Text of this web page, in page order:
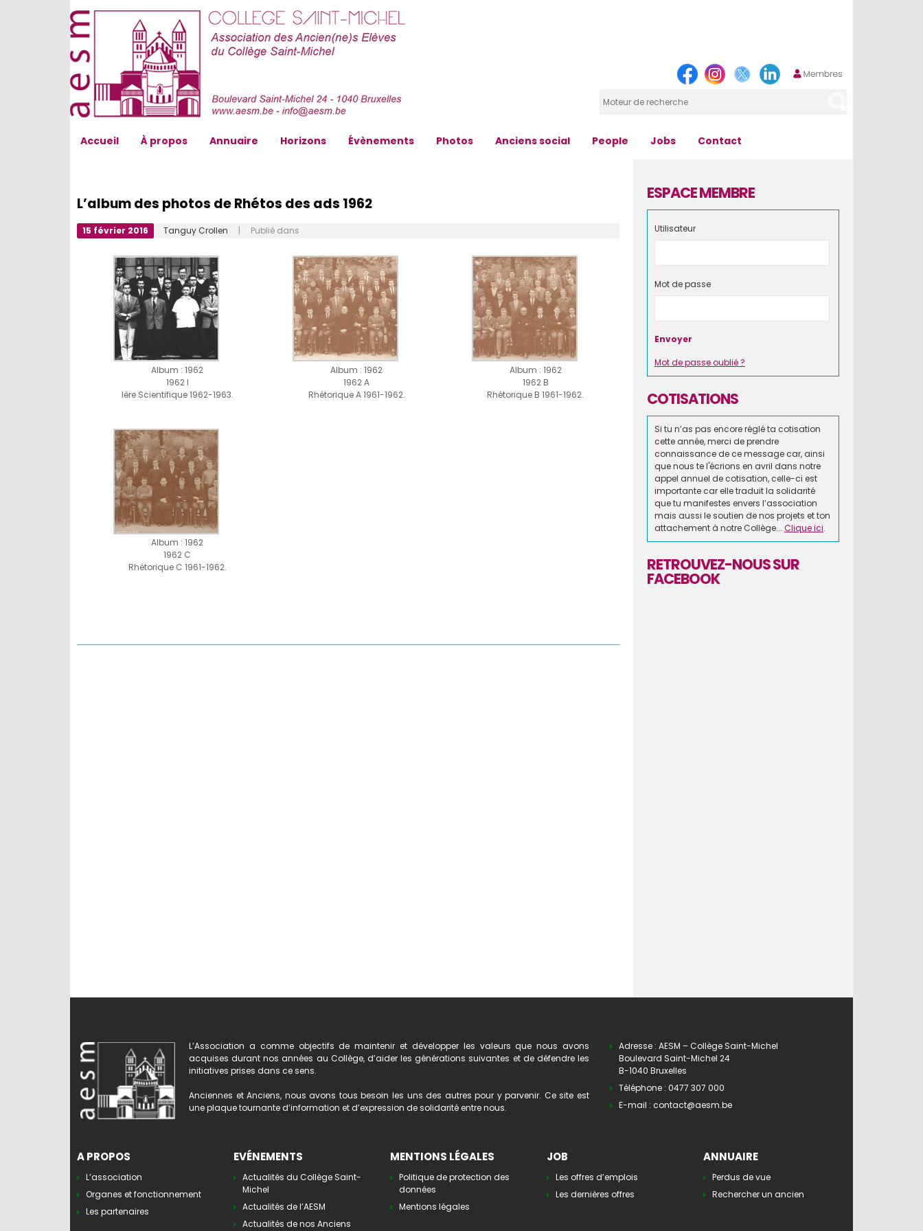
Accueil À propos Annuaire Horizons Évènements Photos Anciens social People Jobs Contact
L’album des photos de Rhétos des ads 1962
15 février 2016 Tanguy Crollen | Publié dans
Album : 1962
1962 I
Ière Scientifique 1962-1963.
Album : 1962
1962 A
Rhétorique A 1961-1962.
Album : 1962
1962 B
Rhétorique B 1961-1962.
Album : 1962
1962 C
Rhétorique C 1961-1962.
ESPACE MEMBRE
Utilisateur
Mot de passe
Mot de passe oublié ?
COTISATIONS
Si tu n’as pas encore réglé ta cotisation
cette année, merci de prendre
connaissance de ce message car, ainsi
que nous te l'écrions en avril dans notre
appel annuel de cotisation, celle-ci est
importante car elle traduit la solidarité
que tu manifestes envers l’association
mais aussi le soutien de nos projets et ton
attachement à notre Collège... Clique ici.
RETROUVEZ-NOUS SUR
FACEBOOK
L’Association a comme objectifs de maintenir et développer les valeurs que nous avons
acquises durant nos années au Collège, d’aider les générations suivantes et de défendre les
initiatives prises dans ce sens.
Anciennes et Anciens, nous avons tous besoin les uns des autres pour y parvenir. Ce site est
une plaque tournante d’information et d’expression de solidarité entre nous.
Adresse : AESM – Collège Saint-Michel
Boulevard Saint-Michel 24
B-1040 Bruxelles
Téléphone : 0477 307 000
E-mail : contact@aesm.be
A PROPOS
L’association
Organes et fonctionnement
Les partenaires
EVÉNEMENTS
Actualités du Collège Saint-
Michel
Actualités de l’AESM
Actualités de nos Anciens
MENTIONS LÉGALES
Politique de protection des
données
Mentions légales
JOB
Les offres d’emplois
Les dernières offres
ANNUAIRE
Perdus de vue
Rechercher un ancien